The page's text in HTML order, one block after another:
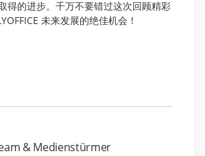
得的进步。千万不要错过这次回顾精彩
未来发展的绝佳机会！
& Medienstürmer